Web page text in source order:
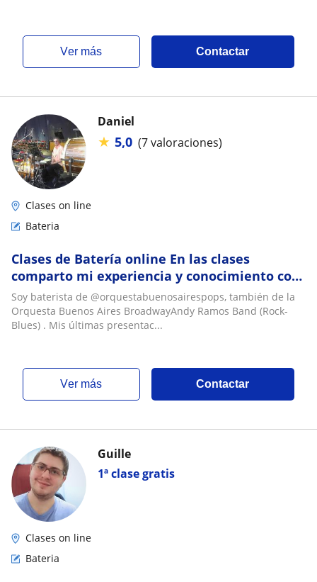
ver más Contactar
Daniel
★ 5,0 (7 valoraciones)
Clases on line
Bateria
Clases de Batería online En las clases
comparto mi experiencia y conocimiento con
más de 30 años en variados estilos
Soy baterista de @orquestabuenosairespops, también de la
Orquesta Buenos Aires BroadwayAndy Ramos Band (Rock-
Blues) . Mis últimas presentac...
ver más Contactar
1ª clase gratis
Guille
Clases on line
Bateria